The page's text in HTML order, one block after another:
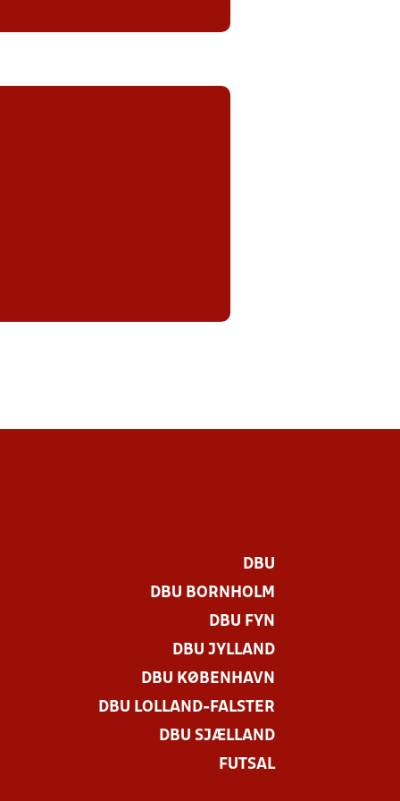
DBU
DBU BORNHOLM
DBU FYN
DBU JYLLAND
DBU KØBENHAVN
DBU LOLLAND-FALSTER
DBU SJÆLLAND
FUTSAL